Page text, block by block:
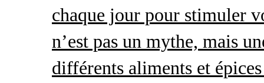
chaque jour pour stimuler
n’est pas un mythe, mais
différents aliments et